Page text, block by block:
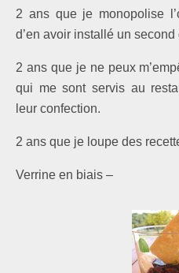
2 ans que je monopolise
d’en avoir installé un
2 ans que je ne peux
qui me sont servis au
leur confection.
2 ans que je loupe des
Verrine en biais –